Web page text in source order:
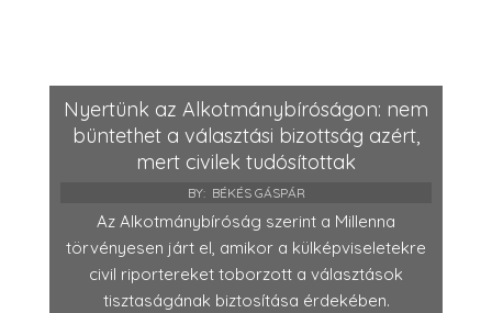
Nyertünk az Alkotmánybíróságon: nem
büntethet a választási bizottság azért,
mert civilek tudósítottak
BY: BÉKÉS GÁSPÁR
Az Alkotmánybíróság szerint a Millenna
törvényesen járt el, amikor a külképviseletekre
civil riportereket toborzott a választások
tisztaságának biztosítása érdekében.